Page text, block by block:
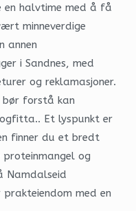
en halvtime med å få
minneverdige
annen
i Sandnes, med
og reklamasjoner.
bør forstå kan
Et lyspunkt er
finner du et bredt
og
Namdalseid
med en